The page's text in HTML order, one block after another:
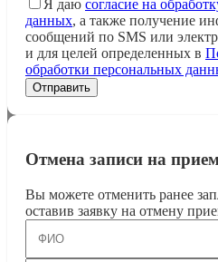
Я даю согласие на
данных, а также получение
сообщений по SMS или
и для целей определенных в
обработки персональных
Отмена записи на
Вы можете отменить ранее
оставив заявку на отмену